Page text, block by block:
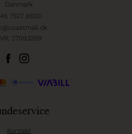
Danmark
7527 8800
27093299
Kontakt